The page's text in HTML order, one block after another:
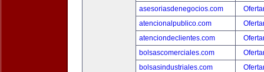
asesoriasdenegocios.com
atencionalpublico.com
atenciondeclientes.com
bolsascomerciales.com
bolsasindustriales.com